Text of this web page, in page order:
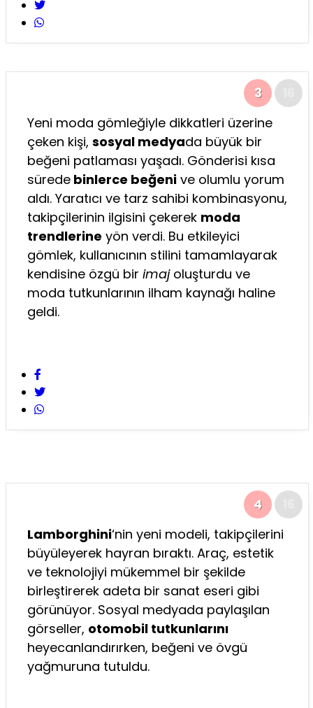
3
Yeni moda gömleğiyle dikkatleri üzerine
çeken kişi, sosyal medyada büyük bir
beğeni patlaması yaşadı. Gönderisi kısa
sürede binlerce beğeni ve olumlu yorum
aldı. Yaratıcı ve tarz sahibi kombinasyonu,
takipçilerinin ilgisini çekerek moda
trendlerine yön verdi. Bu etkileyici
gömlek, kullanıcının stilini tamamlayarak
kendisine özgü bir imajoluşturdu ve
moda tutkunlarının ilham kaynağı haline
geldi.
4
Lamborghini‘nin yeni modeli, takipçilerini
büyüleyerek hayran bıraktı. Araç, estetik
ve teknolojiyi mükemmel bir şekilde
birleştirerek adeta bir sanat eseri gibi
görünüyor. Sosyal medyada paylaşılan
görseller, otomobil tutkunlarını
heyecanlandırırken, beğeni ve övgü
yağmuruna tutuldu.